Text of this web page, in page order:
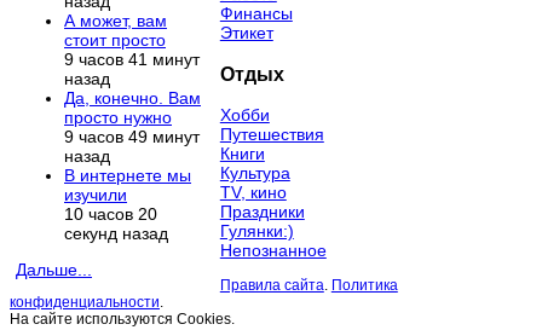
А может, вам
стоит просто
9 часов 41 минут
назад
Да, конечно. Вам
просто нужно
9 часов 49 минут
назад
В интернете мы
изучили
10 часов 20
секунд назад
Дальше...
Финансы
Этикет
Отдых
Хобби
Путешествия
Книги
Культура
TV, кино
Праздники
Гулянки:)
Непознанное
Правила сайта. Политика
конфиденциальности.
На сайте используются Cookies.